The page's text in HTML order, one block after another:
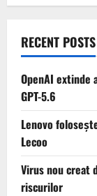
RECENT POSTS
OpenAI extinde
GPT-5.6
Lenovo
Lecoo
Virus nou creat
riscurilor